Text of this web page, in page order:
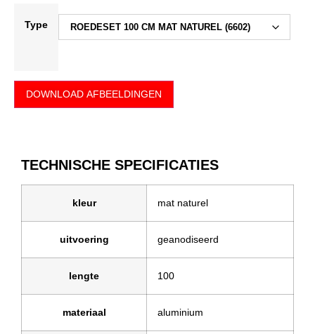
Type
DOWNLOAD AFBEELDINGEN
TECHNISCHE SPECIFICATIES
kleur mat naturel
uitvoering geanodiseerd
lengte 100
materiaal aluminium